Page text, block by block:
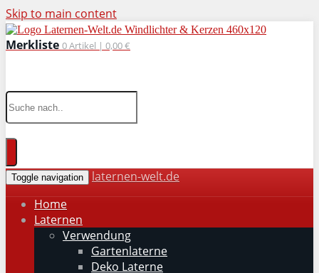
Skip to main content
Merkliste 0Artikel | 0,00 €
Toggle navigation
laternen-welt.de
Home
Laternen
Verwendung
Gartenlaterne
Deko Laterne